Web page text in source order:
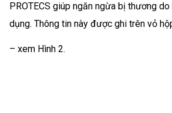
PROTECS giúp ngăn ngừa bị thương
dụng. Thông tin này được ghi trên vỏ
– xem Hình 2.